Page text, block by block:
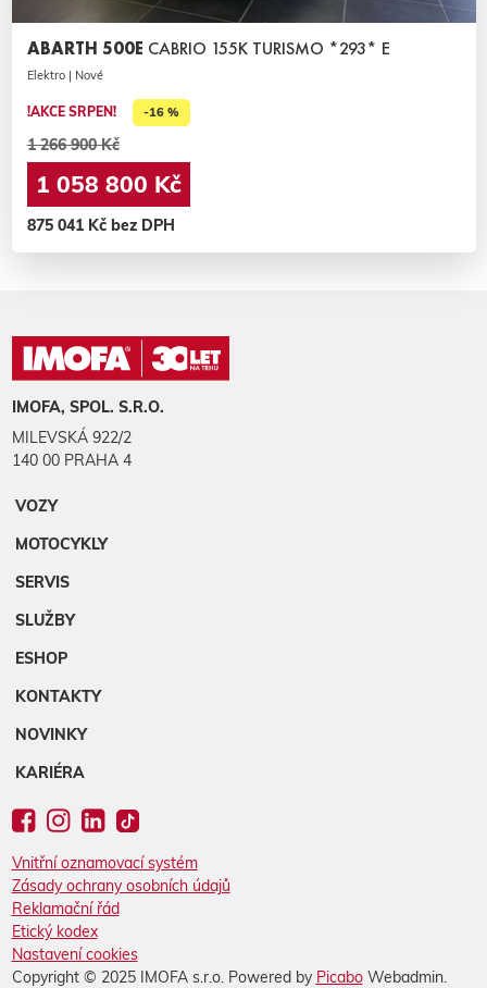
ABARTH 500E CABRIO 155K TURISMO *293* E
Elektro | Nové
!AKCE SRPEN! -16 %
1 266 900 Kč
1 058 800 Kč
875 041 Kč bez DPH
IMOFA, SPOL. S.R.O.
MILEVSKÁ 922/2
140 00 PRAHA 4
VOZY
MOTOCYKLY
SERVIS
SLUŽBY
ESHOP
KONTAKTY
NOVINKY
KARIÉRA
Vnitřní oznamovací systém
Zásady ochrany osobních údajů
Reklamační řád
Etický kodex
Nastavení cookies
Copyright © 2025 IMOFA s.r.o. Powered by PicaboWebadmin.